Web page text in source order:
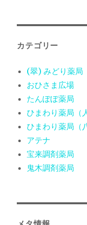
カテゴリー
(翠) みどり薬局
おひさま広場
たんぽぽ薬局
ひまわり薬局（
ひまわり薬局（
アテナ
宝来調剤薬局
鬼木調剤薬局